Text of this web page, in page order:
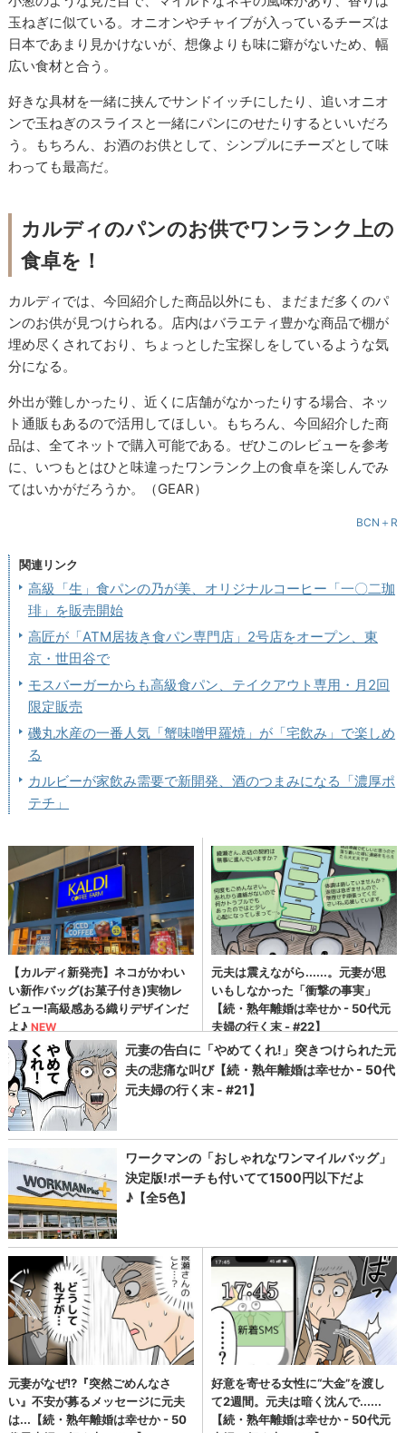
玉ねぎに似ている。オニオンやチャイブが入っているチーズは
日本であまり見かけないが、想像よりも味に癖がないため、幅
広い食材と合う。
好きな具材を一緒に挟んでサンドイッチにしたり、追いオニオ
ンで玉ねぎのスライスと一緒にパンにのせたりするといいだろ
う。もちろん、お酒のお供として、シンプルにチーズとして味
わっても最高だ。
カルディのパンのお供でワンランク上の
食卓を！
カルディでは、今回紹介した商品以外にも、まだまだ多くのパ
ンのお供が見つけられる。店内はバラエティ豊かな商品で棚が
埋め尽くされており、ちょっとした宝探しをしているような気
分になる。
外出が難しかったり、近くに店舗がなかったりする場合、ネッ
ト通販もあるので活用してほしい。もちろん、今回紹介した商
品は、全てネットで購入可能である。ぜひこのレビューを参考
に、いつもとはひと味違ったワンランク上の食卓を楽しんでみ
てはいかがだろうか。（GEAR）
BCN＋R
関連リンク
高級「生」食パンの乃が美、オリジナルコーヒー「一〇二珈
琲」を販売開始
高匠が「ATM居抜き食パン専門店」2号店をオープン、東
京・世田谷で
モスバーガーからも高級食パン、テイクアウト専用・月2回
限定販売
磯丸水産の一番人気「蟹味噌甲羅焼」が「宅飲み」で楽しめ
る
カルビーが家飲み需要で新開発、酒のつまみになる「濃厚ポ
テチ」